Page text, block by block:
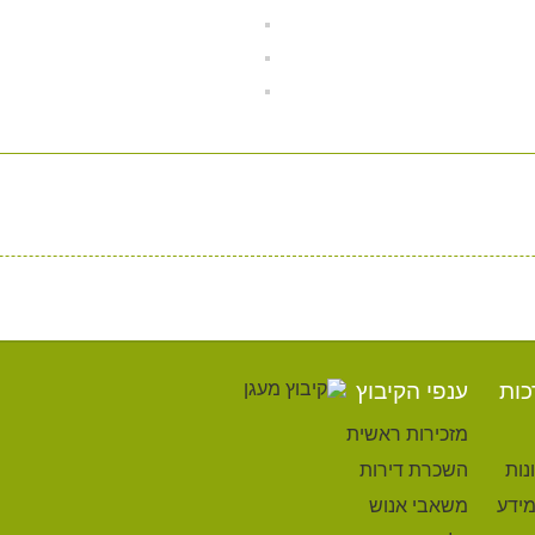
ענפי הקיבוץ
מזכירות ראשית
השכרת דירות
משאבי אנוש